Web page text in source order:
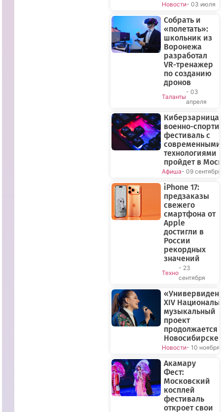
Новости- 03 июля
Собрать и
«полетать»:
школьник из
Воронежа
разработал
VR-тренажер
по созданию
дронов
Таланты
- 03
апреля
военно-
фестиваль с
современными
технологиями
пройдет в
Афиша- 09 сентября
iPhone 17:
предзаказы
свежего
смартфона от
Apple
достигли в
России
рекордных
значений
Техно
- 23
сентября
XIV
музыкальный
проект
продолжается
Новосибирске
Новости- 10 ноября
Акамару
Фест:
Московский
косплей
фестиваль
откроет свои